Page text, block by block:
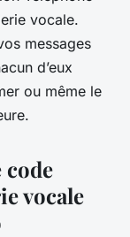
vocale.
messages
d’eux
ou même le
vocale